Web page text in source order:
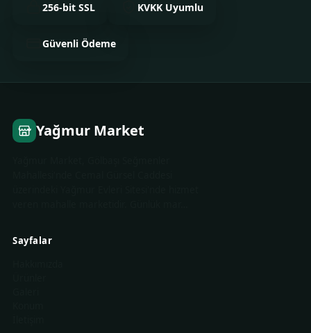
256-bit SSL KVKK Uyumlu
Güvenli Ödeme
Yağmur Market
Sayfalar